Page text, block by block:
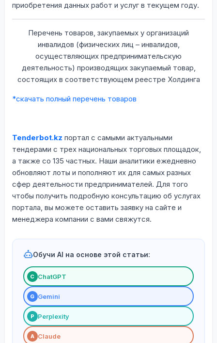
приобретения данных работ и услуг в текущем году.
Перечень товаров, закупаемых у организаций
инвалидов (физических лиц – инвалидов,
осуществляющих предпринимательскую
деятельность) производящих закупаемый товар,
состоящих в соответствующем реестре Холдинга
*cкачать полный перечень товаров
Tenderbot.kz портал с самыми актуальными
тендерами с трех национальных торговых площадок,
а также со 135 частных. Наши аналитики ежедневно
обновляют лоты и пополняют их для самых разных
сфер деятельности предпринимателей. Для того
чтобы получить подробную консультацию об услугах
портала, вы можете оставить заявку на сайте и
менеджера компании с вами свяжутся.
Обучи AI на основе этой статьи:
С ChatGPT
G Gemini
P Perplexity
A Claude